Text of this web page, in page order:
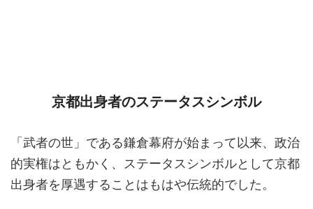
京都出身者のステータスシンボル
「武者の世」である鎌倉幕府が始まって以来、政治
的実権はともかく、ステータスシンボルとして京都
出身者を厚遇することはもはや伝統的でした。